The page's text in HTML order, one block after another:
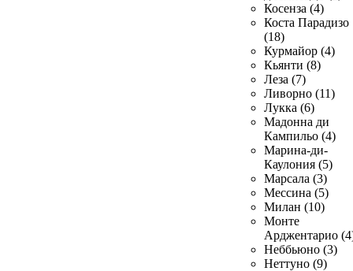
Косенза (4)
Коста Парадизо
(18)
Курмайор (4)
Кьянти (8)
Леза (7)
Ливорно (11)
Лукка (6)
Мадонна ди
Кампильо (4)
Марина-ди-
Каулония (5)
Марсала (3)
Мессина (5)
Милан (10)
Монте
Арджентарио
Неббьюно (3)
Неттуно (9)